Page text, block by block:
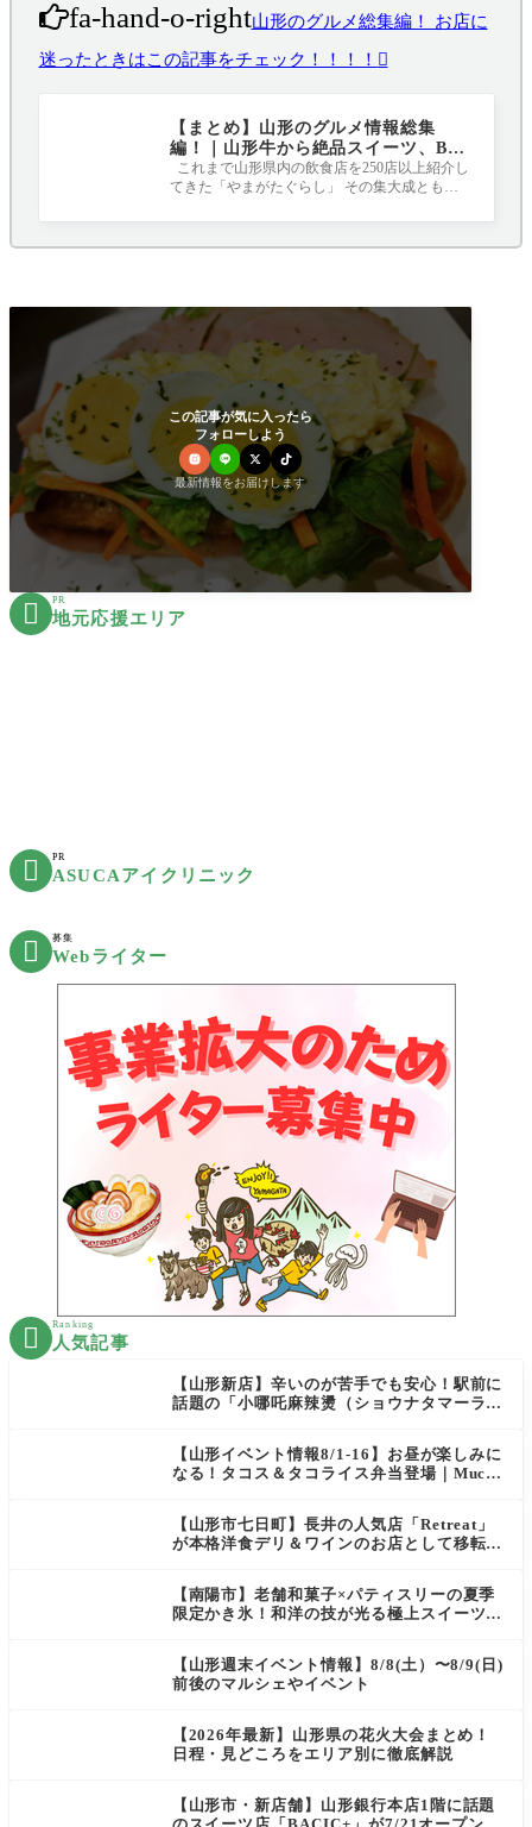
fa-hand-o-right山形のグルメ総集編！ お店に
迷ったときはこの記事をチェック！！！！
【まとめ】山形のグルメ情報総集
編！｜山形牛から絶品スイーツ、B級
グルメまで
これまで山形県内の飲食店を250店以上紹介し
てきた「やまがたぐらし」 その集大成ともい
この記事が気に入ったら
フォローしよう
最新情報をお届けします
 PR
地元応援エリア
 PR
ASUCAアイクリニック
 募集
Webライター
 Ranking
人気記事
【山形新店】辛いのが苦手でも安心！駅前に
話題の「小哪吒麻辣燙（ショウナタマーラー
【山形イベント情報8/1-16】お昼が楽しみに
なる！タコス＆タコライス弁当登場｜Mucha
【山形市七日町】長井の人気店「Retreat」
が本格洋食デリ＆ワインのお店として移転オ
【南陽市】老舗和菓子×パティスリーの夏季
限定かき氷！和洋の技が光る極上スイーツ｜
【山形週末イベント情報】8/8(土）〜8/9(日)
前後のマルシェやイベント
【2026年最新】山形県の花火大会まとめ！
日程・見どころをエリア別に徹底解説
【山形市・新店舗】山形銀行本店1階に話題